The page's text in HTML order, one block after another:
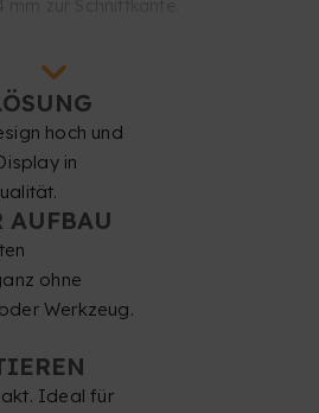
vom oberen Rand Ihres Designs
für die Ösen und Spanner benötigt
im Maßstab 1:1 ohne Passwortschutz.
müssen eingebettet oder in
hoch und
in
AUFBAU
ohne
Werkzeug.
Ideal für